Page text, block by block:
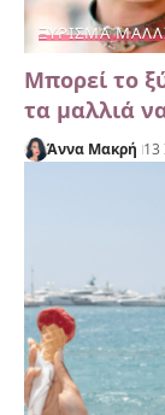
ΞΥΡΙΣΜΆ
Μπορεί το
τα μαλλιά
Άννα Μακρή 13